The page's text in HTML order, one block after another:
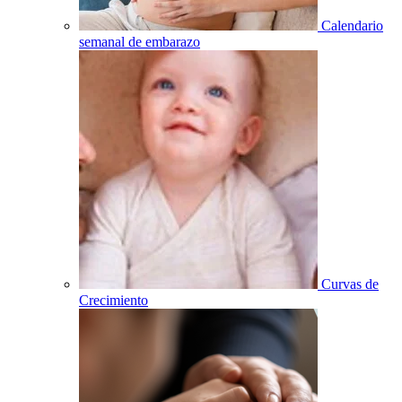
Calendario
semanal de embarazo
Curvas de
Crecimiento